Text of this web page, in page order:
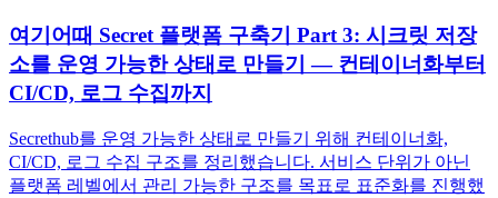
여기어때 Secret 플랫폼 구축기 Part 3: 시크릿 저장
소를 운영 가능한 상태로 만들기 — 컨테이너화부터
CI/CD, 로그 수집까지
Secrethub를 운영 가능한 상태로 만들기 위해 컨테이너화,
CI/CD, 로그 수집 구조를 정리했습니다. 서비스 단위가 아닌
플랫폼 레벨에서 관리 가능한 구조를 목표로 표준화를 진행했